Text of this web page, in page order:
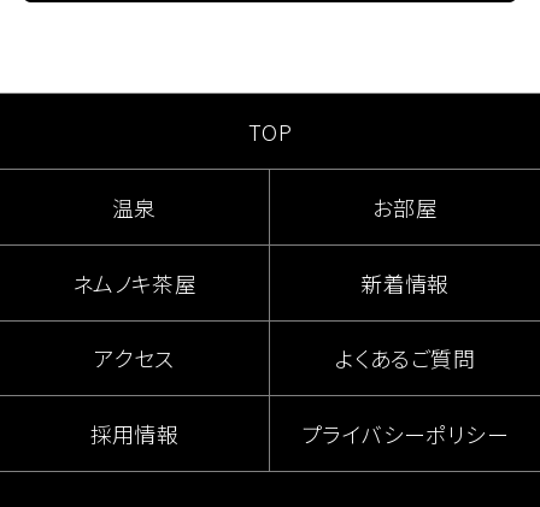
TOP
温泉 お部屋
ネムノキ茶屋 新着情報
アクセス よくあるご質問
採用情報 プライバシーポリシー